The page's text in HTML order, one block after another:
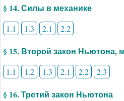
§ 14. Силы в механике
1.1 1.3 2.1 2.2
§ 15. Второй закон Ньютона,
1.1 1.2 1.3 2.1 2.2 2.3
§ 16. Третий закон Ньютона